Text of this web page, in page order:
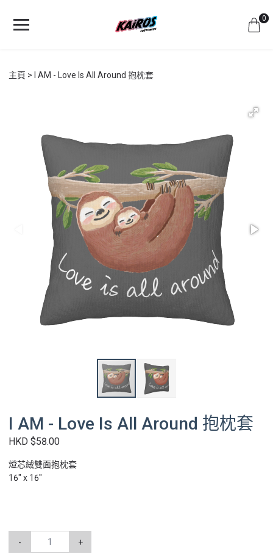
0
主頁 I AM - Love Is All Around 抱枕套
I AM - Love Is All Around 抱枕套
HKD $58.00
燈芯絨雙面抱枕套
16" x 16"
- +